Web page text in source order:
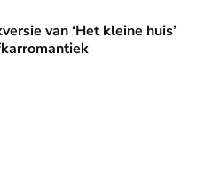
kleine huis’ biedt fijne
van ‘Het kleine huis’